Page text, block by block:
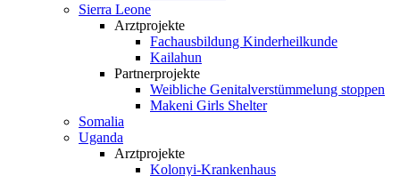
Sierra Leone
Arztprojekte
Fachausbildung Kinderheilkunde
Kailahun
Partnerprojekte
Weibliche Genital­verstümmelung stoppen
Makeni Girls Shelter
Somalia
Uganda
Arztprojekte
Kolonyi-Krankenhaus